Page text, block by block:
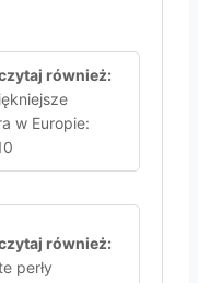
również:
w Europie:
również:
perły